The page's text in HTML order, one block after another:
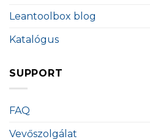
Leantoolbox blog
Katalógus
SUPPORT
FAQ
Vevőszolgálat